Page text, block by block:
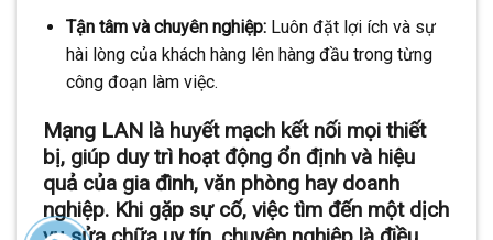
Tận tâm và chuyên nghiệp:Luôn đặt lợi ích và sự
hài lòng của khách hàng lên hàng đầu trong từng
công đoạn làm việc.
Mạng LAN là huyết mạch kết nối mọi thiết
bị, giúp duy trì hoạt động ổn định và hiệu
quả của gia đình, văn phòng hay doanh
nghiệp. Khi gặp sự cố, việc tìm đến một dịch